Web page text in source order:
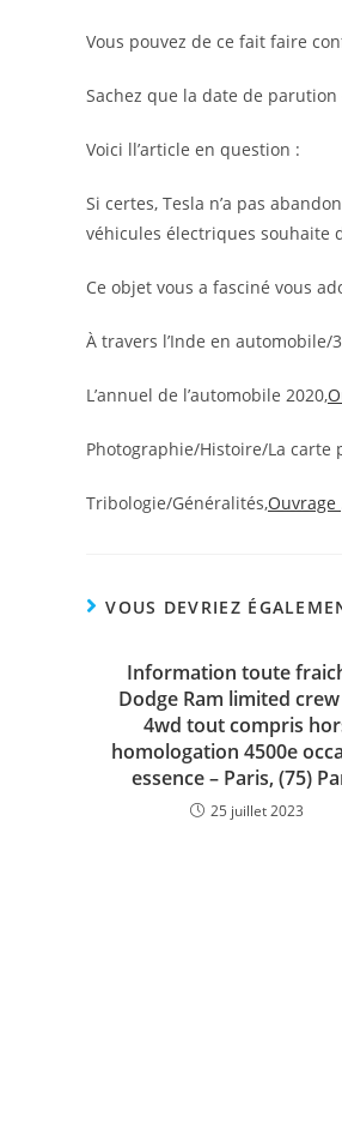
Vous pouvez de ce fait faire
Sachez que la date de parution
Voici ll’article en question :
Si certes, Tesla n’a pas
véhicules électriques souhaite
Ce objet vous a fasciné vous
À travers l’Inde en automobile/
L’annuel de l’automobile 2020,
Photographie/Histoire/La carte
Tribologie/Généralités,Ouvrage
VOUS DEVRIEZ
Information toute
Dodge Ram limited
4wd tout compris
homologation 4500e
essence – Paris, (75)
25 juillet 2023